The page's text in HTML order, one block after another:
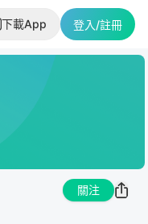
下載App 登入/註冊
關注